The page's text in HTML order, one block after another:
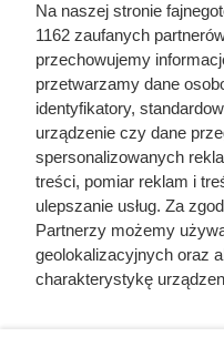
Jedna z
właśnie
przyciąga
Dallmayr Classic 500 g
Sprawdź cenę kawy
oraz termin jej ważności.
Na naszej stronie
1162 zaufanych
przechowujemy
przetwarzamy dane
identyfikatory,
urządzenie czy dane
spersonalizowanych
treści, pomiar reklam i
ulepszanie usług. Za
Partnerzy możemy
geolokalizacyjnych oraz
charakterystykę